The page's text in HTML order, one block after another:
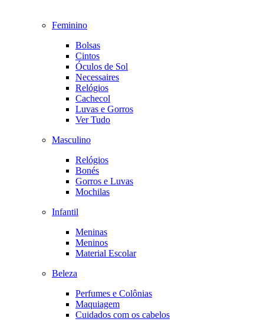
Feminino
Bolsas
Cintos
Óculos de Sol
Necessaires
Relógios
Cachecol
Luvas e Gorros
Ver Tudo
Masculino
Relógios
Bonés
Gorros e Luvas
Mochilas
Infantil
Meninas
Meninos
Material Escolar
Beleza
Perfumes e Colônias
Maquiagem
Cuidados com os cabelos